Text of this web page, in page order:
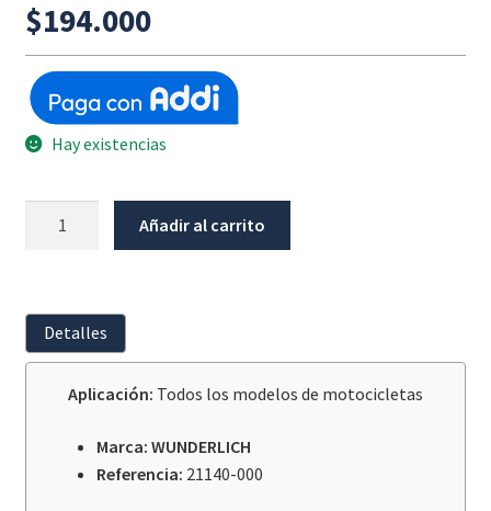
$194.000
Hay existencias
(Para
USB)
Añadir al carrito
Detalles
Aplicación: Todos los modelos de motocicletas
Marca: WUNDERLICH
Referencia: 21140-000